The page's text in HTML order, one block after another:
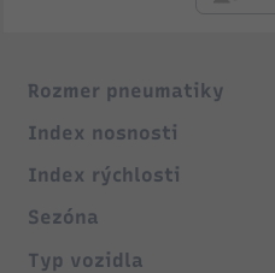
Rozmer pneumatiky
Index nosnosti
Index rýchlosti
Sezóna
Typ vozidla